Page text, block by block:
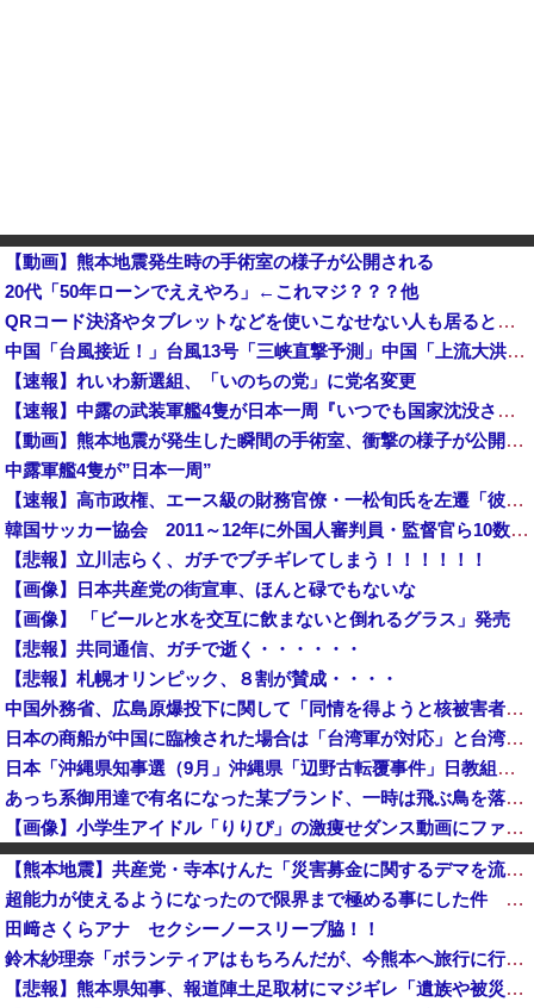
【動画】熊本地震発生時の手術室の様子が公開される
20代「50年ローンでええやろ」←これマジ？？？他
QRコード決済やタブレットなどを使いこなせない人も居るという話・・・
中国「台風接近！」台風13号「三峡直撃予測」中国「上流大洪水！（三峡上流」中国都市「8/5の映像（動画」三峡ダム「緊急放流（決壊危機」中国「下流...
【速報】れいわ新選組、「いのちの党」に党名変更
【速報】中露の武装軍艦4隻が日本一周『いつでも国家沈没させられるぞ』
【動画】熊本地震が発生した瞬間の手術室、衝撃の様子が公開されて16万いいね プロすぎると称賛の声が集まる
中露軍艦4隻が”日本一周”
【速報】高市政権、エース級の財務官僚・一松旬氏を左遷「彼は協力的でなかった」財務省の言いなりではないことが判明
韓国サッカー協会 2011～12年に外国人審判員・監督官ら10数人を性接待（W杯予選、五輪予選が含まれる）国会議員が事実確認
【悲報】立川志らく、ガチでブチギレてしまう！！！！！！
【画像】日本共産党の街宣車、ほんと碌でもないな
【画像】 「ビールと水を交互に飲まないと倒れるグラス」発売
【悲報】共同通信、ガチで逝く・・・・・・
【悲報】札幌オリンピック、８割が賛成・・・・
中国外務省、広島原爆投下に関して「同情を得ようと核被害者の立場を政治利用」と主張！
日本の商船が中国に臨検された場合は「台湾軍が対応」と台湾軍トップ！
日本「沖縄県知事選（9月」沖縄県「辺野古転覆事件」日教組「同志社批判！（社民系」日本「日教組と全教は対立状態（内ｹﾞﾊﾞ」特別調査委員会「同志社...
あっち系御用達で有名になった某ブランド、一時は飛ぶ鳥を落とす勢いだったが今期の業績は……
【画像】小学生アイドル「りりぴ」の激痩せダンス動画にファンが『絶句』してしまう・・・・
中国外務省、広島原爆投下に関して「同情を得ようと核被害者の立場を政治利用」[8/6]
【熊本地震】共産党・寺本けんた「災害募金に関するデマを流す人は被災地への支援を妨害していることを自覚してください」 ネット「では熊本に直接募金すればいいだけですね！」
超能力が使えるようになったので限界まで極める事にした件 その７
田﨑さくらアナ セクシーノースリーブ脇！！
鈴木紗理奈「ボランティアはもちろんだが、今熊本へ旅行に行くことも支援になる」
【悲報】熊本県知事、報道陣土足取材にマジギレ「遺族や被災者から強い不満でてる！」 → 記者「例えば？」 → 知事、怒り通り越して呆れてしまう ………